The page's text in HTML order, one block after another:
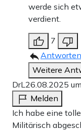
werde sich
verdient.
7
Antworten
Weitere
DrL 26.08.2025
Melden
Ich habe eine
Militärisch